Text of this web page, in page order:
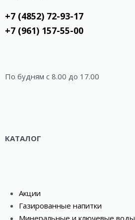
+7 (4852) 72-93-17
+7 (961) 157-55-00
По будням c 8.00 до 17.00
КАТАЛОГ
Акции
Газированные напитки
Минеральные и ключевые воды